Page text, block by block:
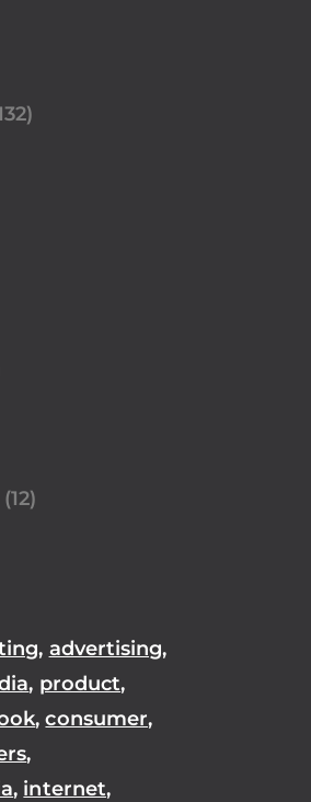
(12)
, advertising,
, product,
,consumer,
,
, internet,